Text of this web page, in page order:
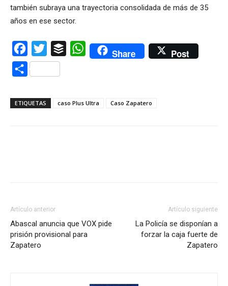
también subraya una trayectoria consolidada de más de 35
años en ese sector.
Facebook
Twitter Buffer WhatsAppShare Post
Compartir
ETIQUETAS caso Plus Ultra Caso Zapatero
Artículo anterior
Abascal anuncia que VOX pide
prisión provisional para
Zapatero
Artículo siguiente
La Policía se disponían a
forzar la caja fuerte de
Zapatero